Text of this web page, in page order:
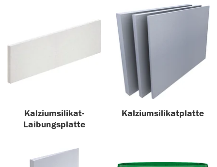
Kalziumsilikat-
Laibungsplatte
Kalziumsilikatplatte